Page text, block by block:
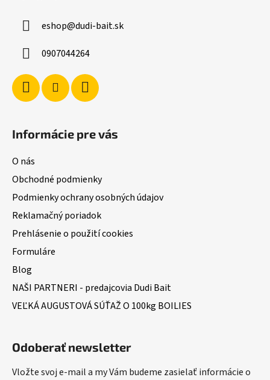
eshop@dudi-bait.sk
0907044264
Informácie pre vás
O nás
Obchodné podmienky
Podmienky ochrany osobných údajov
Reklamačný poriadok
Prehlásenie o použití cookies
Formuláre
Blog
NAŠI PARTNERI - predajcovia Dudi Bait
VEĽKÁ AUGUSTOVÁ SÚŤAŽ O 100kg BOILIES
Odoberať newsletter
Vložte svoj e-mail a my Vám budeme zasielať informácie o